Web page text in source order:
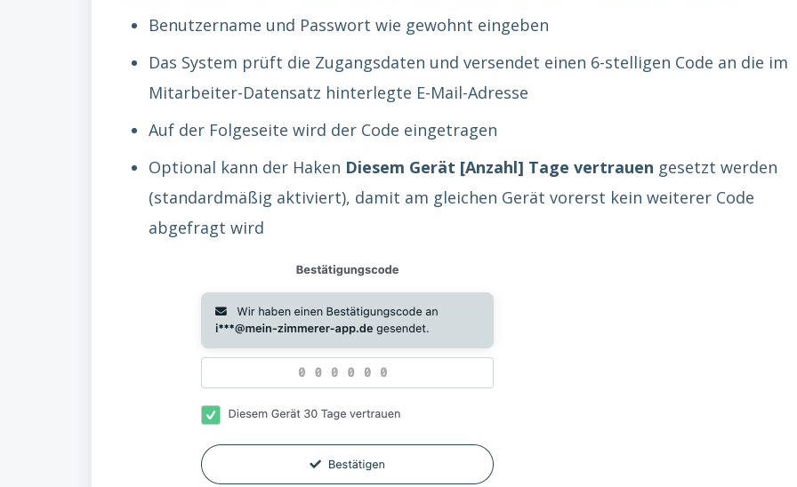
Benutzername und Passwort wie gewohnt eingeben
Das System prüft die Zugangsdaten und versendet einen 6-stelligen Code an die im
Mitarbeiter-Datensatz hinterlegte E-Mail-Adresse
Auf der Folgeseite wird der Code eingetragen
Optional kann der Haken Diesem Gerät [Anzahl] Tage vertrauen gesetzt werden
(standardmäßig aktiviert), damit am gleichen Gerät vorerst kein weiterer Code
abgefragt wird